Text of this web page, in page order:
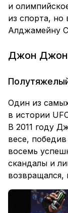
и
из спорта, но
Алджамейну
Джон
Один из
в истории
В 2011 году
весе,
восемь
скандалы и
возвращался,